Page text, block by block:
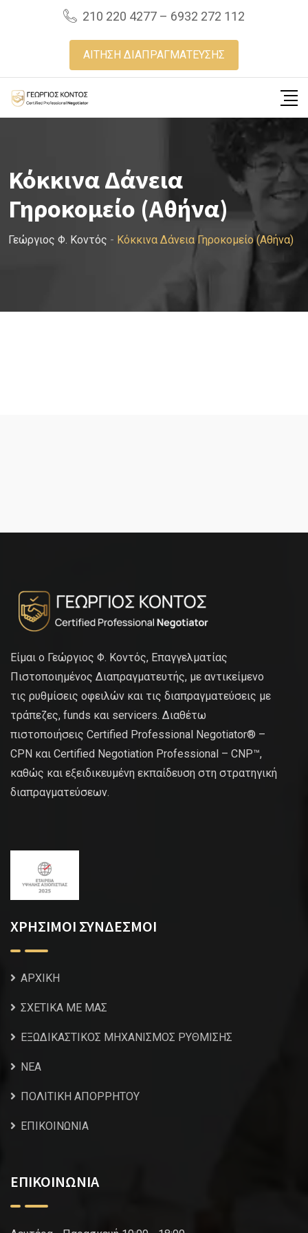
210 220 4277 – 6932 272 112
ΑΙΤΗΣΗ ΔΙΑΠΡΑΓΜΑΤΕΥΣΗΣ
Κόκκινα Δάνεια
Γηροκομείο (Αθήνα)
Γεώργιος Φ. Κοντός - Κόκκινα Δάνεια Γηροκομείο (Αθήνα)
Είμαι ο Γεώργιος Φ. Κοντός, Επαγγελματίας
Πιστοποιημένος Διαπραγματευτής, με αντικείμενο
τις ρυθμίσεις οφειλών και τις διαπραγματεύσεις με
τράπεζες, funds και servicers. Διαθέτω
πιστοποιήσεις Certified Professional Negotiator® –
CPN και Certified Negotiation Professional – CNP™,
καθώς και εξειδικευμένη εκπαίδευση στη στρατηγική
διαπραγματεύσεων.
ΧΡΗΣΙΜΟΙ ΣΥΝΔΕΣΜΟΙ
ΑΡΧΙΚΗ
ΣΧΕΤΙΚΑ ΜΕ ΜΑΣ
ΕΞΩΔΙΚΑΣΤΙΚΟΣ ΜΗΧΑΝΙΣΜΟΣ ΡΥΘΜΙΣΗΣ
NEA
ΠΟΛΙΤΙΚΗ ΑΠΟΡΡΗΤΟΥ
ΕΠΙΚΟΙΝΩΝΙΑ
ΕΠΙΚΟΙΝΩΝΙΑ